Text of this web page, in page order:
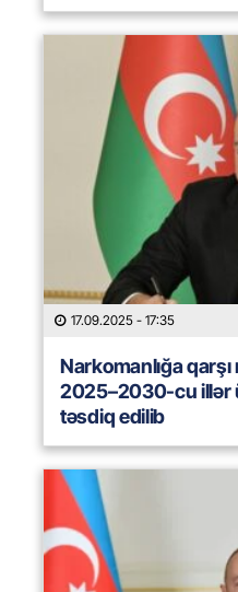
17.09.2025 - 17:35
Narkomanlığa
2025–2030-cu illər
təsdiq edilib